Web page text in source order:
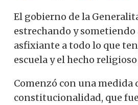
El gobierno de la
estrechando y sometiendo
asfixiante a todo lo que
escuela y el hecho
Comenzó con una medida
constitucionalidad, que fue